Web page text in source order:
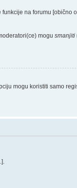
na forumu [obično
mogu smanjiti
mogu koristiti samo